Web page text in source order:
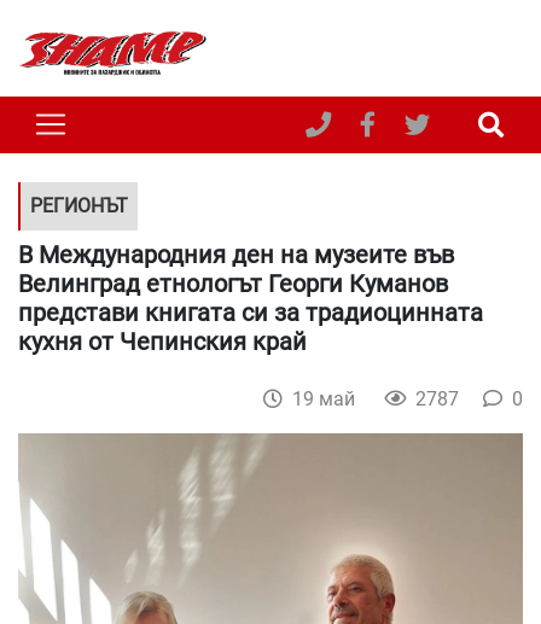
РЕГИОНЪТ
В Международния ден на музеите във
Велинград етнологът Георги Куманов
представи книгата си за традиоцинната
кухня от Чепинския край
19 май 2787 0